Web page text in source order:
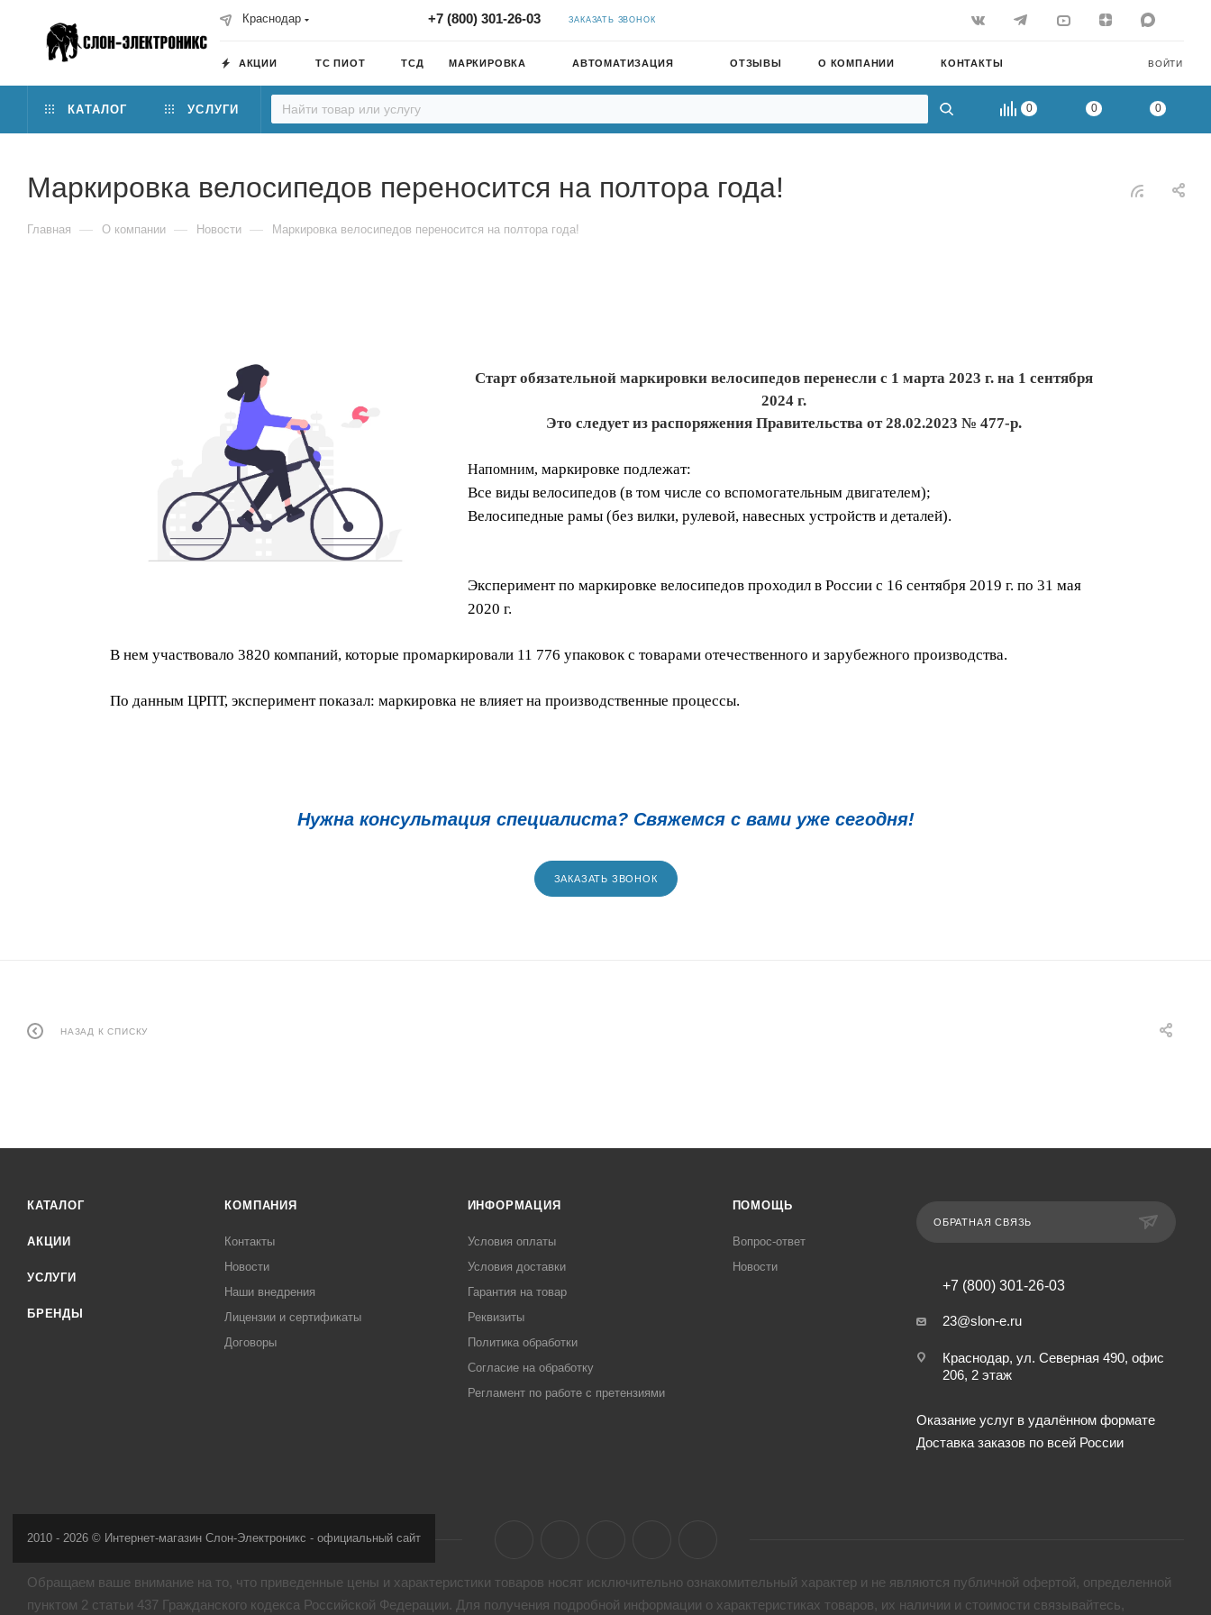
Краснодар +7 (800) 301-26-03 ЗАКАЗАТЬ ЗВОНОК
ВОЙТИ
АКЦИИ ТС ПИОТ ТСД МАРКИРОВКА АВТОМАТИЗАЦИЯ ОТЗЫВЫ О КОМПАНИИ КОНТАКТЫ
0 0 0
КАТАЛОГ УСЛУГИ
Маркировка велосипедов переносится на полтора года!
Главная — О компании — Новости — Маркировка велосипедов переносится на полтора года!
Старт обязательной маркировки велосипедов перенесли с 1 марта 2023 г. на 1 сентября
2024 г.
Это следует из распоряжения Правительства от 28.02.2023 № 477-р.
Напомним, маркировке подлежат:
Все виды велосипедов (в том числе со вспомогательным двигателем);
Велосипедные рамы (без вилки, рулевой, навесных устройств и деталей).
Эксперимент по маркировке велосипедов проходил в России с 16 сентября 2019 г. по 31 мая
2020 г.
В нем участвовало 3820 компаний, которые промаркировали 11 776 упаковок с товарами отечественного и зарубежного производства.
По данным ЦРПТ, эксперимент показал: маркировка не влияет на производственные процессы.
Нужна консультация специалиста? Свяжемся с вами уже сегодня!
ЗАКАЗАТЬ ЗВОНОК
НАЗАД К СПИСКУ
КАТАЛОГ
АКЦИИ
УСЛУГИ
БРЕНДЫ
КОМПАНИЯ
Контакты
Новости
Наши внедрения
Лицензии и сертификаты
Договоры
ИНФОРМАЦИЯ
Условия оплаты
Условия доставки
Гарантия на товар
Реквизиты
Политика обработки
Согласие на обработку
Регламент по работе с претензиями
ПОМОЩЬ
Вопрос-ответ
Новости
ОБРАТНАЯ СВЯЗЬ
+7 (800) 301-26-03
23@slon-e.ru
Краснодар, ул. Северная 490, офис
206, 2 этаж
Оказание услуг в удалённом формате
Доставка заказов по всей России
2010 - 2026 © Интернет-магазин Слон-Электроникс - официальный сайт
Обращаем ваше внимание на то, что приведенные цены и характеристики товaров носят исключительно ознакомительный характер и не являются публичной офертой, определенной
пунктом 2 статьи 437 Гражданского кодекса Российской Федерации. Для получения подробной информации о характеристиках товaров, их наличии и стоимости связывайтесь,